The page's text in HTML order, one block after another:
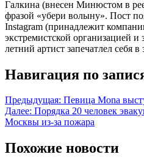
Галкина (внесен Минюстом в
фразой «убери волыну». Пост
Instagram (принадлежит
экстремистской организацией
летний артист запечатлел себя в
Навигация по
Предыдущая: Певица Mona
Далее: Порядка 20 человек
Москвы из-за пожара
Похожие новости